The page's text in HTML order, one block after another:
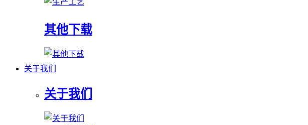
其他下载
关于我们
关于我们